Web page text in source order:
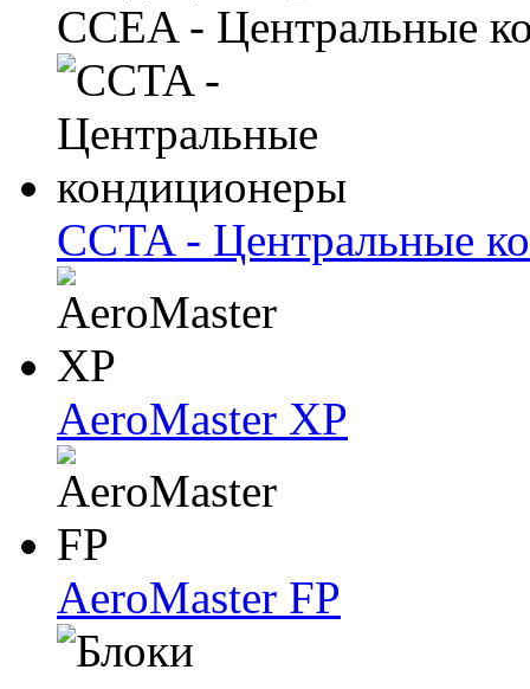
CCEA - Центральные
CCTA - Центральные
AeroMaster XP
AeroMaster FP